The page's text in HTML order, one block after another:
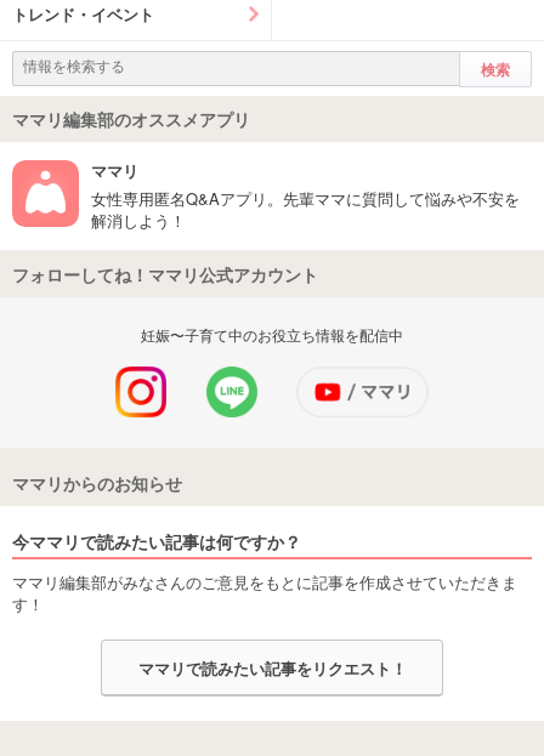
トレンド・イベント
ママリ編集部のオススメアプリ
ママリ
女性専用匿名Q&Aアプリ。先輩ママに質問して悩みや不安を
解消しよう！
フォローしてね！ママリ公式アカウント
妊娠〜子育て中のお役立ち情報を配信中
ママリからのお知らせ
今ママリで読みたい記事は何ですか？
ママリ編集部がみなさんのご意見をもとに記事を作成させていただきま
す！
ママリで読みたい記事をリクエスト！